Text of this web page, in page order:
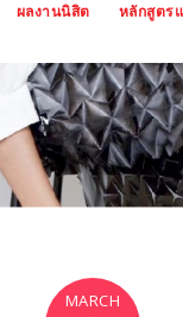
ผลงานนิสิต หลักสูตร
MARCH